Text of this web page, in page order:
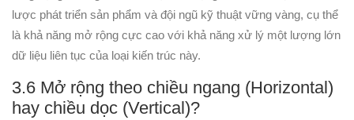
lược phát triển sản phẩm và đội ngũ kỹ thuật vững vàng, cụ thể
là khả năng mở rộng cực cao với khả năng xử lý một lượng lớn
dữ liệu liên tục của loại kiến trúc này.
3.6 Mở rộng theo chiều ngang (Horizontal)
hay chiều dọc (Vertical)?